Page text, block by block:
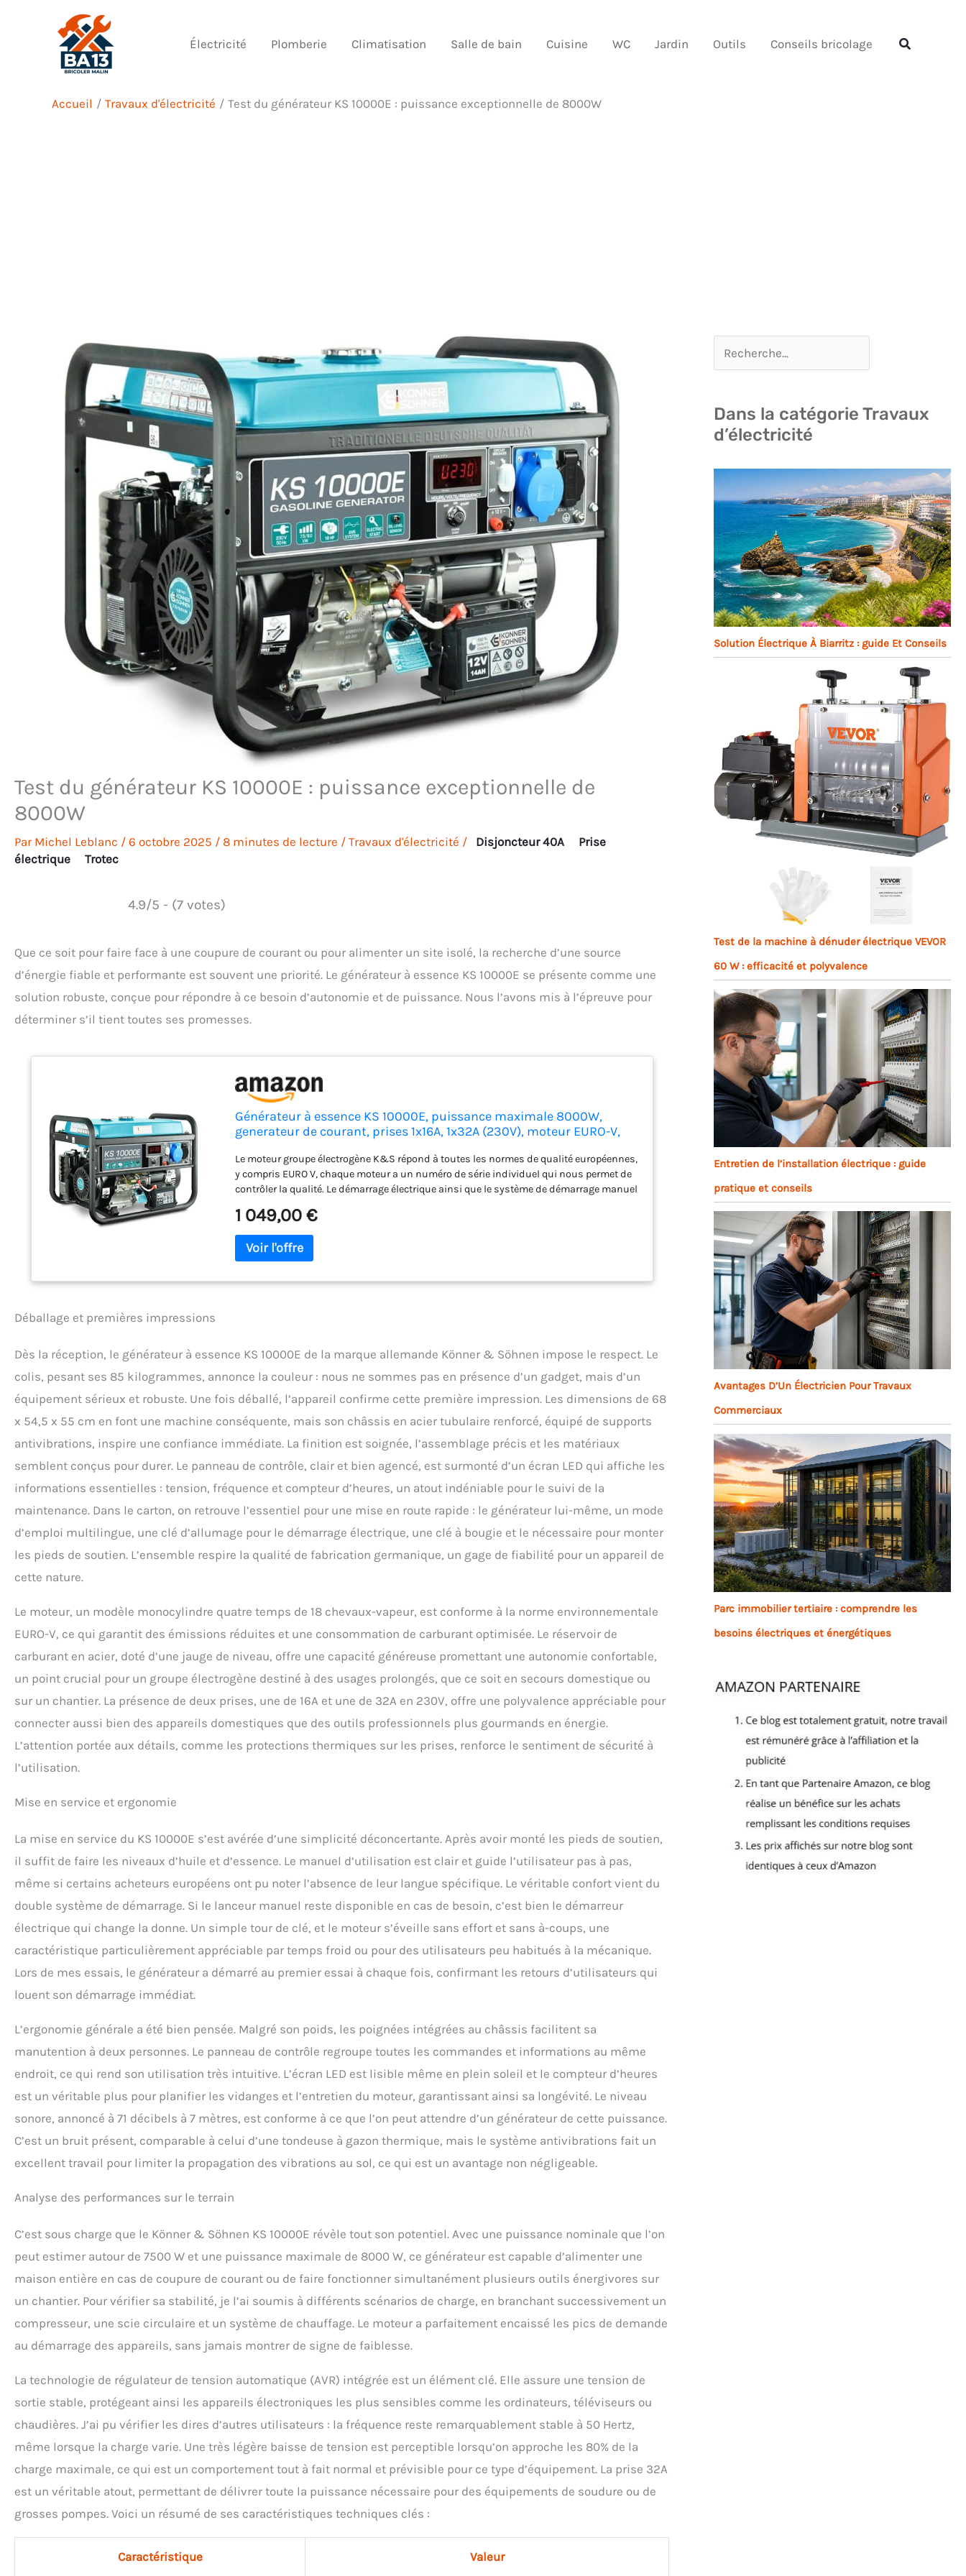
Électricité Plomberie Climatisation Salle de bain Cuisine WC Jardin Outils Conseils bricolage Rechercher
Accueil Travaux d'électricité Test du générateur KS 10000E : puissance exceptionnelle de 8000W
Test du générateur KS 10000E : puissance exceptionnelle de
8000W
Par Michel Leblanc / 6 octobre 2025 / 8 minutes de lecture / Travaux d'électricité / Disjoncteur 40A
Prise
électrique
Trotec
4.9/5 - (7 votes)
Que ce soit pour faire face à une coupure de courant ou pour alimenter un site isolé, la recherche d’une source
d’énergie fiable et performante est souvent une priorité. Le générateur à essence KS 10000E se présente comme une
solution robuste, conçue pour répondre à ce besoin d’autonomie et de puissance. Nous l’avons mis à l’épreuve pour
déterminer s’il tient toutes ses promesses.
Générateur à essence KS 10000E, puissance maximale 8000W,
generateur de courant, prises 1x16A, 1x32A (230V), moteur EURO-V,
Le moteur groupe électrogène K&S répond à toutes les normes de qualité européennes,
y compris EURO V, chaque moteur a un numéro de série individuel qui nous permet de
contrôler la qualité. Le démarrage électrique ainsi que le système de démarrage manuel
et sans efforts importants. L'alternateur de haute qualité de type synchrone avec un
enroulement 100% en cuivre peut maintenir les charges maximales sans aucun
dommage et garantit un travail fiable à long terme du power station Le panneau de
commande generateur de courant permet de contrôler facilement power station travail
grâce à une disposition pratique de toutes les fonctions l'affichage LED , la protection
1 049,00 €
Déballage et premières impressions
Dès la réception, le générateur à essence KS 10000E de la marque allemande Könner & Söhnen impose le respect. Le
colis, pesant ses 85 kilogrammes, annonce la couleur : nous ne sommes pas en présence d’un gadget, mais d’un
équipement sérieux et robuste. Une fois déballé, l’appareil confirme cette première impression. Les dimensions de 68
x 54,5 x 55 cm en font une machine conséquente, mais son châssis en acier tubulaire renforcé, équipé de supports
antivibrations, inspire une confiance immédiate. La finition est soignée, l’assemblage précis et les matériaux
semblent conçus pour durer. Le panneau de contrôle, clair et bien agencé, est surmonté d’un écran LED qui affiche les
informations essentielles : tension, fréquence et compteur d’heures, un atout indéniable pour le suivi de la
maintenance. Dans le carton, on retrouve l’essentiel pour une mise en route rapide : le générateur lui-même, un mode
d’emploi multilingue, une clé d’allumage pour le démarrage électrique, une clé à bougie et le nécessaire pour monter
les pieds de soutien. L’ensemble respire la qualité de fabrication germanique, un gage de fiabilité pour un appareil de
cette nature.
Le moteur, un modèle monocylindre quatre temps de 18 chevaux-vapeur, est conforme à la norme environnementale
EURO-V, ce qui garantit des émissions réduites et une consommation de carburant optimisée. Le réservoir de
carburant en acier, doté d’une jauge de niveau, offre une capacité généreuse promettant une autonomie confortable,
un point crucial pour un groupe électrogène destiné à des usages prolongés, que ce soit en secours domestique ou
sur un chantier. La présence de deux prises, une de 16A et une de 32A en 230V, offre une polyvalence appréciable pour
connecter aussi bien des appareils domestiques que des outils professionnels plus gourmands en énergie.
L’attention portée aux détails, comme les protections thermiques sur les prises, renforce le sentiment de sécurité à
l’utilisation.
Mise en service et ergonomie
La mise en service du KS 10000E s’est avérée d’une simplicité déconcertante. Après avoir monté les pieds de soutien,
il suffit de faire les niveaux d’huile et d’essence. Le manuel d’utilisation est clair et guide l’utilisateur pas à pas,
même si certains acheteurs européens ont pu noter l’absence de leur langue spécifique. Le véritable confort vient du
double système de démarrage. Si le lanceur manuel reste disponible en cas de besoin, c’est bien le démarreur
électrique qui change la donne. Un simple tour de clé, et le moteur s’éveille sans effort et sans à-coups, une
caractéristique particulièrement appréciable par temps froid ou pour des utilisateurs peu habitués à la mécanique.
Lors de mes essais, le générateur a démarré au premier essai à chaque fois, confirmant les retours d’utilisateurs qui
louent son démarrage immédiat.
L’ergonomie générale a été bien pensée. Malgré son poids, les poignées intégrées au châssis facilitent sa
manutention à deux personnes. Le panneau de contrôle regroupe toutes les commandes et informations au même
endroit, ce qui rend son utilisation très intuitive. L’écran LED est lisible même en plein soleil et le compteur d’heures
est un véritable plus pour planifier les vidanges et l’entretien du moteur, garantissant ainsi sa longévité. Le niveau
sonore, annoncé à 71 décibels à 7 mètres, est conforme à ce que l’on peut attendre d’un générateur de cette puissance.
C’est un bruit présent, comparable à celui d’une tondeuse à gazon thermique, mais le système antivibrations fait un
excellent travail pour limiter la propagation des vibrations au sol, ce qui est un avantage non négligeable.
Analyse des performances sur le terrain
C’est sous charge que le Könner & Söhnen KS 10000E révèle tout son potentiel. Avec une puissance nominale que l’on
peut estimer autour de 7500 W et une puissance maximale de 8000 W, ce générateur est capable d’alimenter une
maison entière en cas de coupure de courant ou de faire fonctionner simultanément plusieurs outils énergivores sur
un chantier. Pour vérifier sa stabilité, je l’ai soumis à différents scénarios de charge, en branchant successivement un
compresseur, une scie circulaire et un système de chauffage. Le moteur a parfaitement encaissé les pics de demande
au démarrage des appareils, sans jamais montrer de signe de faiblesse.
La technologie de régulateur de tension automatique (AVR) intégrée est un élément clé. Elle assure une tension de
sortie stable, protégeant ainsi les appareils électroniques les plus sensibles comme les ordinateurs, téléviseurs ou
chaudières. J’ai pu vérifier les dires d’autres utilisateurs : la fréquence reste remarquablement stable à 50 Hertz,
même lorsque la charge varie. Une très légère baisse de tension est perceptible lorsqu’on approche les 80% de la
charge maximale, ce qui est un comportement tout à fait normal et prévisible pour ce type d’équipement. La prise 32A
est un véritable atout, permettant de délivrer toute la puissance nécessaire pour des équipements de soudure ou de
grosses pompes. Voici un résumé de ses caractéristiques techniques clés :
Caractéristique Valeur
Dans la catégorie Travaux
d’électricité
Solution Électrique À Biarritz : guide Et Conseils
Test de la machine à dénuder électrique VEVOR
60 W : efficacité et polyvalence
Entretien de l’installation électrique : guide
pratique et conseils
Avantages D’Un Électricien Pour Travaux
Commerciaux
Parc immobilier tertiaire : comprendre les
besoins électriques et énergétiques